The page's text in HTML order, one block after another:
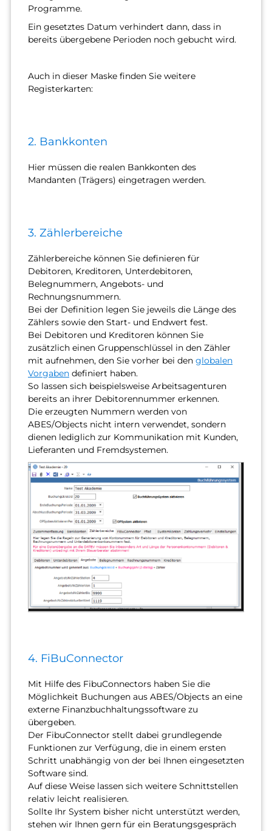
Programme.
Ein gesetztes Datum verhindert dann, dass in
bereits übergebene Perioden noch gebucht wird.
Auch in dieser Maske finden Sie weitere
Registerkarten:
2. Bankkonten
Hier müssen die realen Bankkonten des
Mandanten (Trägers) eingetragen werden.
3. Zählerbereiche
Zählerbereiche können Sie definieren für
Debitoren, Kreditoren, Unterdebitoren,
Belegnummern, Angebots- und
Rechnungsnummern.
Bei der Definition legen Sie jeweils die Länge des
Zählers sowie den Start- und Endwert fest.
Bei Debitoren und Kreditoren können Sie
zusätzlich einen Gruppenschlüssel in den Zähler
mit aufnehmen, den Sie vorher bei den globalen
Vorgaben definiert haben.
So lassen sich beispielsweise Arbeitsagenturen
bereits an ihrer Debitorennummer erkennen.
Die erzeugten Nummern werden von
ABES/Objects nicht intern verwendet, sondern
dienen lediglich zur Kommunikation mit Kunden,
Lieferanten und Fremdsystemen.
4. FiBuConnector
Mit Hilfe des FibuConnectors haben Sie die
Möglichkeit Buchungen aus ABES/Objects an eine
externe Finanzbuchhaltungssoftware zu
übergeben.
Der FibuConnector stellt dabei grundlegende
Funktionen zur Verfügung, die in einem ersten
Schritt unabhängig von der bei Ihnen eingesetzten
Software sind.
Auf diese Weise lassen sich weitere Schnittstellen
relativ leicht realisieren.
Sollte Ihr System bisher nicht unterstützt werden,
stehen wir Ihnen gern für ein Beratungsgespräch